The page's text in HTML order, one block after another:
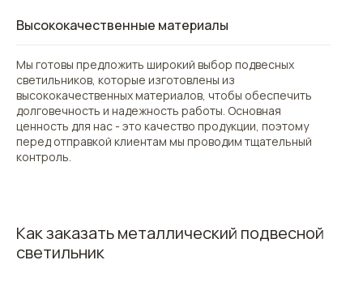
Высококачественные материалы
Мы готовы предложить широкий выбор подвесных
светильников, которые изготовлены из
высококачественных материалов, чтобы обеспечить
долговечность и надежность работы. Основная
ценность для нас - это качество продукции, поэтому
перед отправкой клиентам мы проводим тщательный
контроль.
Как заказать металлический подвесной
светильник
VK
MAX
TG PIN
IG YT
КАТАЛОГ ИНФОРМАЦИЯ
О НАС
ОГРНИП 319774600626520